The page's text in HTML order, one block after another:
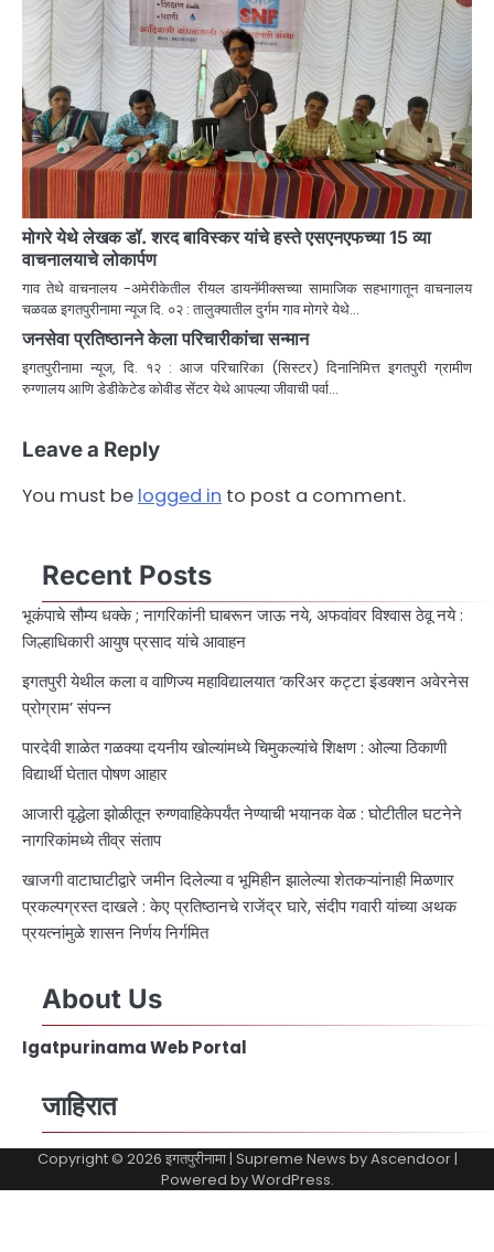
मोगरे येथे लेखक डॉ. शरद बाविस्कर यांचे हस्ते एसएनएफच्या 15 व्या
वाचनालयाचे लोकार्पण
गाव तेथे वाचनालय -अमेरीकेतील रीयल डायनॅमीक्सच्या सामाजिक सहभागातून वाचनालय
चळवळ इगतपुरीनामा न्यूज दि. ०२ : तालुक्यातील दुर्गम गाव मोगरे येथे…
जनसेवा प्रतिष्ठानने केला परिचारीकांचा सन्मान
इगतपुरीनामा न्यूज, दि. १२ : आज परिचारिका (सिस्टर) दिनानिमित्त इगतपुरी ग्रामीण
रुग्णालय आणि डेडीकेटेड कोवीड सेंटर येथे आपल्या जीवाची पर्वा…
Leave a Reply
You must be logged in to post a comment.
Recent Posts
भूकंपाचे सौम्य धक्के ; नागरिकांनी घाबरून जाऊ नये, अफवांवर विश्वास ठेवू नये :
जिल्हाधिकारी आयुष प्रसाद यांचे आवाहन
इगतपुरी येथील कला व वाणिज्य महाविद्यालयात ‘करिअर कट्टा इंडक्शन अवेरनेस
प्रोग्राम’ संपन्न
पारदेवी शाळेत गळक्या दयनीय खोल्यांमध्ये चिमुकल्यांचे शिक्षण : ओल्या ठिकाणी
विद्यार्थी घेतात पोषण आहार
आजारी वृद्धेला झोळीतून रुग्णवाहिकेपर्यंत नेण्याची भयानक वेळ : घोटीतील घटनेने
नागरिकांमध्ये तीव्र संताप
खाजगी वाटाघाटीद्वारे जमीन दिलेल्या व भूमिहीन झालेल्या शेतकऱ्यांनाही मिळणार
प्रकल्पग्रस्त दाखले : केए प्रतिष्ठानचे राजेंद्र घारे, संदीप गवारी यांच्या अथक
प्रयत्नांमुळे शासन निर्णय निर्गमित
About Us
Igatpurinama Web Portal
जाहिरात
Copyright © 2026 इगतपुरीनामा| Supreme News byAscendoor|
Powered byWordPress.